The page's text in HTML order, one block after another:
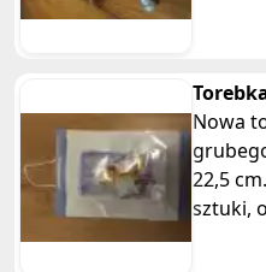
Nowa
22,5
sztuki,